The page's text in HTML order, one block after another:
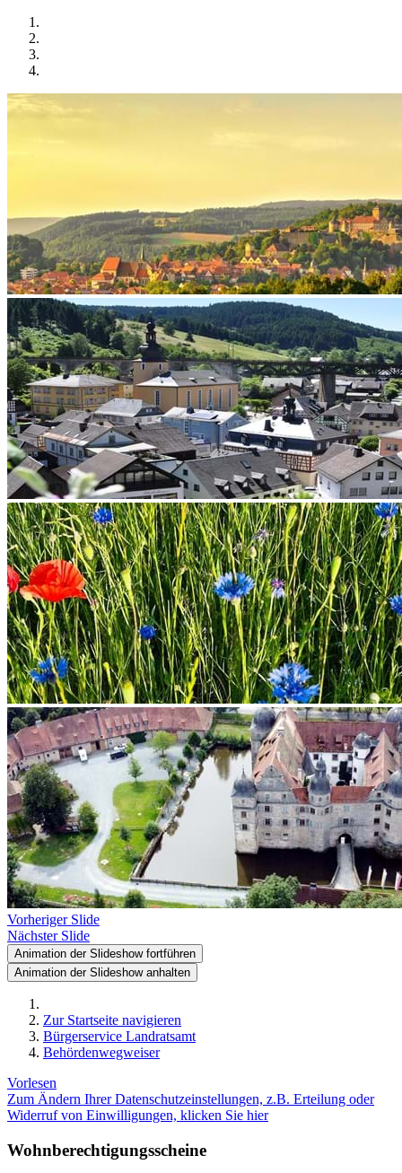
Vorheriger Slide
Nächster Slide
Animation der Slideshow fortführen
Animation der Slideshow anhalten
Zur Startseite navigieren
Bürgerservice Landratsamt
Behördenwegweiser
Vorlesen
Zum Ändern Ihrer Datenschutzeinstellungen, z.B. Erteilung oder
Widerruf von Einwilligungen, klicken Sie hier
Wohnberechtigungsscheine